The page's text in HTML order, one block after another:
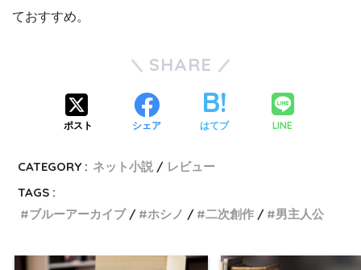
ておすすめ。
SHARE
ポスト シェア はてブ LINE
CATEGORY : ネット小説
レビュー
TAGS :
ブルーアーカイブ
ホシノ 二次創作 男主人公